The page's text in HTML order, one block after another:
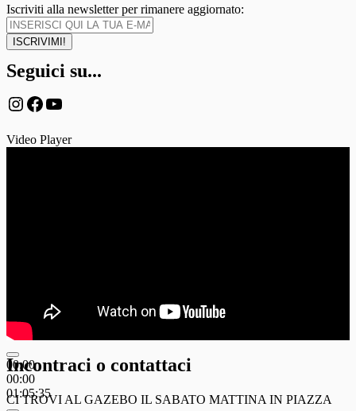
Iscriviti alla newsletter per rimanere aggiornato:
Seguici su...
Instagram
Facebook
YouTube
Video Player
00:00
00:00
01:05:35
Incontraci o contattaci
CI TROVI AL GAZEBO IL SABATO MATTINA IN PIAZZA